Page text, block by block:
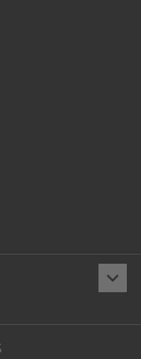
keyboard_arrow_down
auf Toner und Tinte